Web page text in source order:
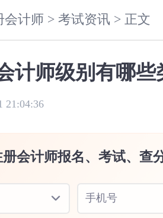
会计师 >考试资讯 > 正文
计师级别有哪些
21:04:36
册会计师报名、考试、查
手机号